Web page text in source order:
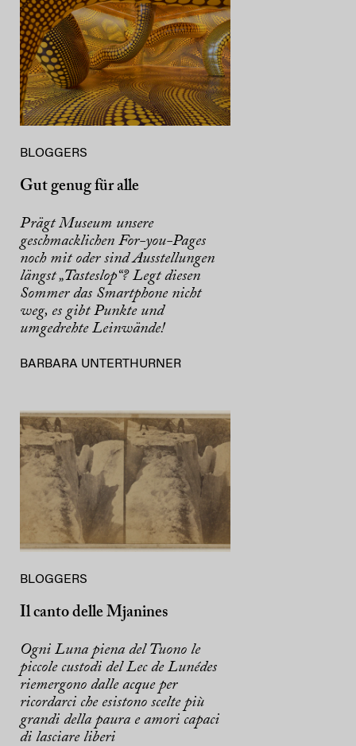
BLOGGERS
Gut genug für alle
Prägt Museum unsere
geschmacklichen For-you-Pages
noch mit oder sind Ausstellungen
längst „Tasteslop“? Legt diesen
Sommer das Smartphone nicht
weg, es gibt Punkte und
umgedrehte Leinwände!
BARBARA UNTERTHURNER
BLOGGERS
Il canto delle Mjanines
Ogni Luna piena del Tuono le
piccole custodi del Lec de Lunédes
riemergono dalle acque per
ricordarci che esistono scelte più
grandi della paura e amori capaci
di lasciare liberi